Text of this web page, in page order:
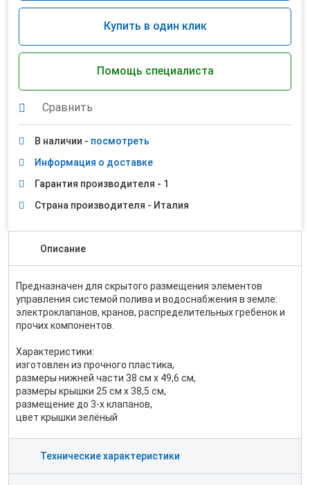
Купить в один клик
Помощь специалиста
Сравнить
В наличии - посмотреть
Информация о доставке
Гарантия производителя - 1
Страна производителя - Италия
Описание
Предназначен для скрытого размещения элементов
управления системой полива и водоснабжения в земле:
электроклапанов, кранов, распределительных гребенок и
прочих компонентов.
Характеристики:
изготовлен из прочного пластика,
размеры нижней части 38 см х 49,6 см,
размеры крышки 25 см х 38,5 см,
размещение до 3-х клапанов,
цвет крышки зелёный
Технические характеристики